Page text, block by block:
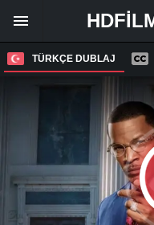
TÜRKÇE DUBLAJ